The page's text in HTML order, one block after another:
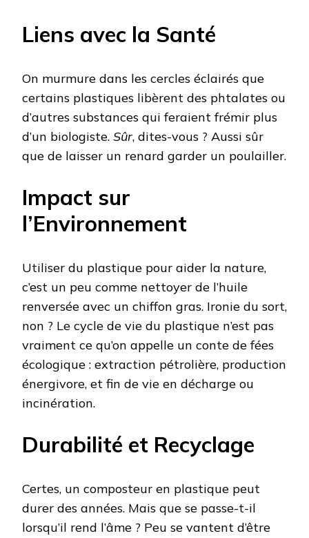
Liens avec la Santé
On murmure dans les cercles éclairés que
certains plastiques libèrent des phtalates ou
d’autres substances qui feraient frémir plus
d’un biologiste. Sûr, dites-vous ? Aussi sûr
que de laisser un renard garder un poulailler.
Impact sur
l’Environnement
Utiliser du plastique pour aider la nature,
c’est un peu comme nettoyer de l’huile
renversée avec un chiffon gras. Ironie du sort,
non ? Le cycle de vie du plastique n’est pas
vraiment ce qu’on appelle un conte de fées
écologique : extraction pétrolière, production
énergivore, et fin de vie en décharge ou
incinération.
Durabilité et Recyclage
Certes, un composteur en plastique peut
durer des années. Mais que se passe-t-il
lorsqu’il rend l’âme ? Peu se vantent d’être